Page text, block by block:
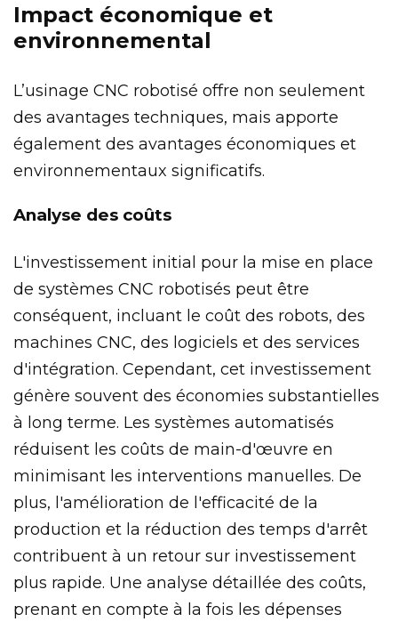
Impact économique et
environnemental
L’usinage CNC robotisé offre non seulement
des avantages techniques, mais apporte
également des avantages économiques et
environnementaux significatifs.
Analyse des coûts
L'investissement initial pour la mise en place
de systèmes CNC robotisés peut être
conséquent, incluant le coût des robots, des
machines CNC, des logiciels et des services
d'intégration. Cependant, cet investissement
génère souvent des économies substantielles
à long terme. Les systèmes automatisés
réduisent les coûts de main-d'œuvre en
minimisant les interventions manuelles. De
plus, l'amélioration de l'efficacité de la
production et la réduction des temps d'arrêt
contribuent à un retour sur investissement
plus rapide. Une analyse détaillée des coûts,
prenant en compte à la fois les dépenses